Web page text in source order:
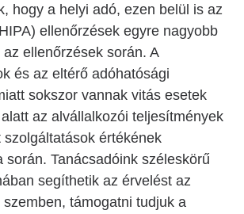
hogy a helyi adó, ezen belül is az
ellenőrzések egyre nagyobb
ellenőrzések során. A
és az eltérő adóhatósági
sokszor vannak vitás esetek
az alvállalkozói teljesítmények
értékének
során. Tanácsadóink széleskörű
segíthetik az érvelést az
támogatni tudjuk a